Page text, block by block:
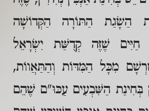
הַשָׂגַת הַתּוֹרָה הַקְּדוֹשָׁה
חַיִּים שֶׁזֶּה קְדֻשַּׁת יִשְׂרָאֵל
מִכָּל הַמִּדּוֹת וְהַתַּאֲווֹת,
בְּחִינַת הַשִּׁבְעִים עַכּוּ"ם שֶׁהֵם